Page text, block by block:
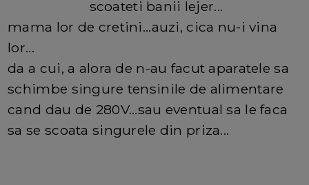
scoateti banii lejer...
mama lor de cretini...auzi, cica nu-i vina
lor...
da a cui, a alora de n-au facut aparatele sa
schimbe singure tensinile de alimentare
cand dau de 280V...sau eventual sa le faca
sa se scoata singurele din priza...